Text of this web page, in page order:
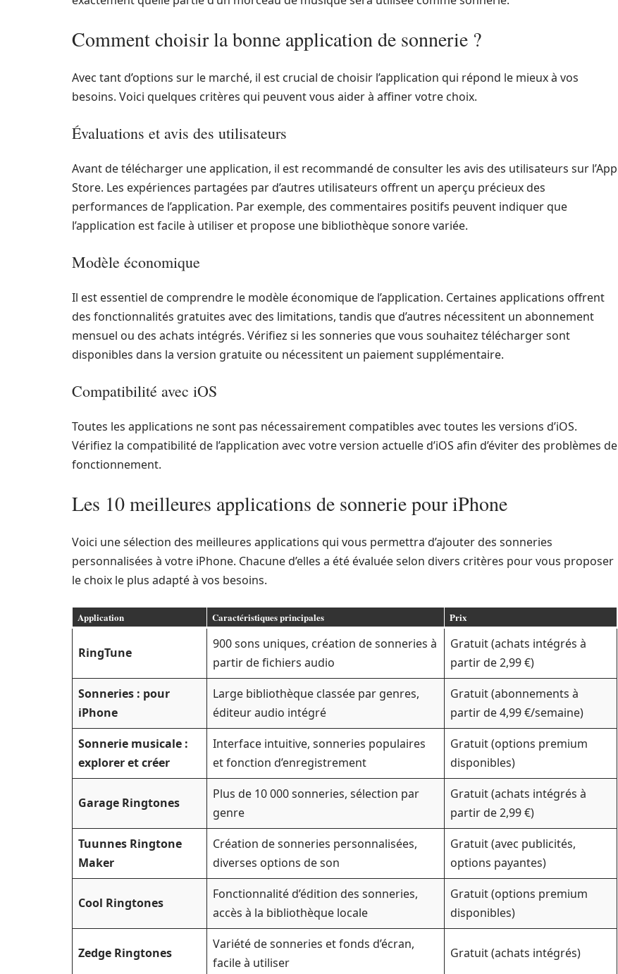
Comment choisir la bonne application de sonnerie ?
Avec tant d’options sur le marché, il est crucial de choisir l’application qui répond le mieux à vos
besoins. Voici quelques critères qui peuvent vous aider à affiner votre choix.
Évaluations et avis des utilisateurs
Avant de télécharger une application, il est recommandé de consulter les avis des utilisateurs sur l’App
Store. Les expériences partagées par d’autres utilisateurs offrent un aperçu précieux des
performances de l’application. Par exemple, des commentaires positifs peuvent indiquer que
l’application est facile à utiliser et propose une bibliothèque sonore variée.
Modèle économique
Il est essentiel de comprendre le modèle économique de l’application. Certaines applications offrent
des fonctionnalités gratuites avec des limitations, tandis que d’autres nécessitent un abonnement
mensuel ou des achats intégrés. Vérifiez si les sonneries que vous souhaitez télécharger sont
disponibles dans la version gratuite ou nécessitent un paiement supplémentaire.
Compatibilité avec iOS
Toutes les applications ne sont pas nécessairement compatibles avec toutes les versions d’iOS.
Vérifiez la compatibilité de l’application avec votre version actuelle d’iOS afin d’éviter des problèmes de
fonctionnement.
Les 10 meilleures applications de sonnerie pour iPhone
Voici une sélection des meilleures applications qui vous permettra d’ajouter des sonneries
personnalisées à votre iPhone. Chacune d’elles a été évaluée selon divers critères pour vous proposer
le choix le plus adapté à vos besoins.
Application Caractéristiques principales Prix
RingTune
900 sons uniques, création de sonneries à
partir de fichiers audio
Gratuit (achats intégrés à
partir de 2,99 €)
Sonneries : pour
iPhone
Large bibliothèque classée par genres,
éditeur audio intégré
Gratuit (abonnements à
partir de 4,99 €/semaine)
Sonnerie musicale :
explorer et créer
Interface intuitive, sonneries populaires
et fonction d’enregistrement
Gratuit (options premium
disponibles)
Garage Ringtones
Plus de 10 000 sonneries, sélection par
genre
Gratuit (achats intégrés à
partir de 2,99 €)
Tuunnes Ringtone
Maker
Création de sonneries personnalisées,
diverses options de son
Gratuit (avec publicités,
options payantes)
Cool Ringtones
Fonctionnalité d’édition des sonneries,
accès à la bibliothèque locale
Gratuit (options premium
disponibles)
Zedge Ringtones
Variété de sonneries et fonds d’écran,
facile à utiliser
Gratuit (achats intégrés)